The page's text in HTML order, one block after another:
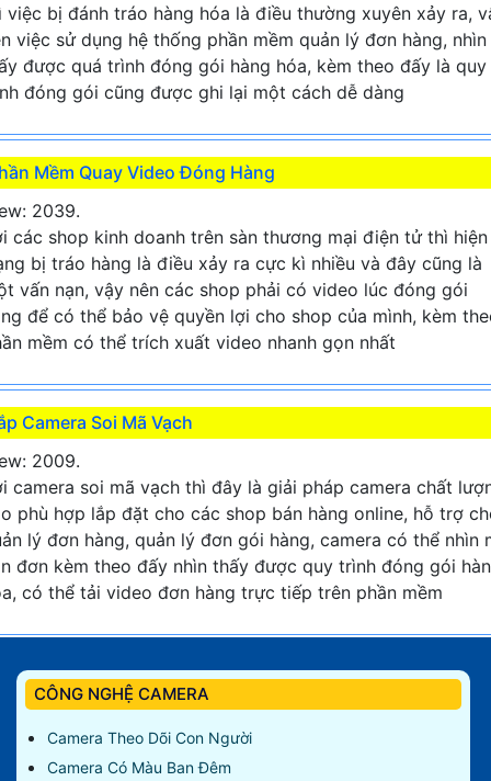
việc bị đánh tráo hàng hóa là điều thường xuyên xảy ra,
việc sử dụng hệ thống phần mềm quản lý đơn hàng, nhìn
được quá trình đóng gói hàng hóa, kèm theo đấy là quy
đóng gói cũng được ghi lại một cách dễ dàng
Mềm Quay Video Đóng Hàng
2039.
các shop kinh doanh trên sàn thương mại điện tử thì hiện
bị tráo hàng là điều xảy ra cực kì nhiều và đây cũng là
vấn nạn, vậy nên các shop phải có video lúc đóng gói
để có thể bảo vệ quyền lợi cho shop của mình, kèm
mềm có thể trích xuất video nhanh gọn nhất
Camera Soi Mã Vạch
2009.
camera soi mã vạch thì đây là giải pháp camera chất
phù hợp lắp đặt cho các shop bán hàng online, hỗ trợ
lý đơn hàng, quản lý đơn gói hàng, camera có thể nhìn
đơn kèm theo đấy nhìn thấy được quy trình đóng gói
có thể tải video đơn hàng trực tiếp trên phần mềm
CÔNG NGHỆ CAMERA
Camera Theo Dõi Con Người
Camera Có Màu Ban Đêm